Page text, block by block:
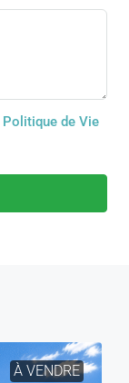
Politique de Vie
À VENDRE